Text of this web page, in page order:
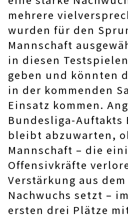
mehrere
wurden für den
Mannschaft
in diesen
geben und könnten
in der kommenden
Einsatz kommen.
Bundesliga-Auftakts
bleibt abzuwarten,
Mannschaft – die
Offensivkräfte
Verstärkung aus
Nachwuchs setzt –
ersten drei Plätze